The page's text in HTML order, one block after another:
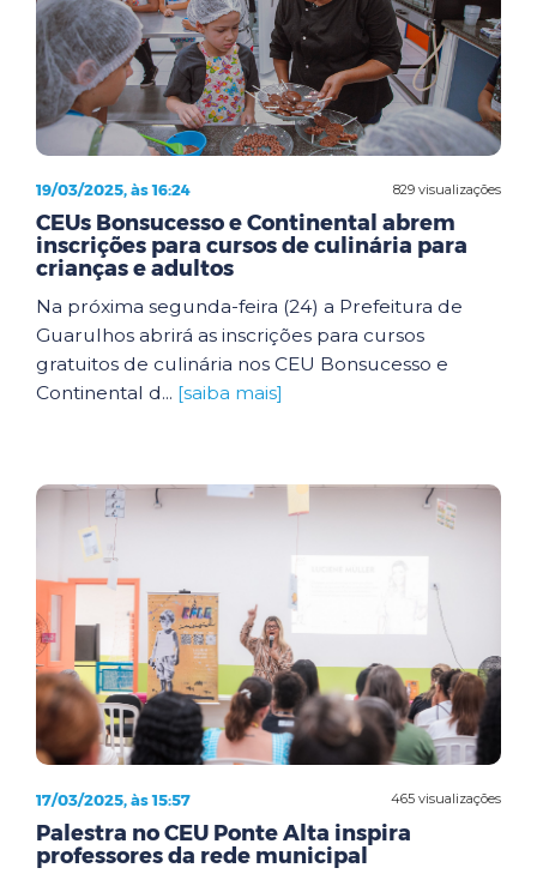
829 visualizações
19/03/2025, às 16:24
CEUs Bonsucesso e Continental abrem
inscrições para cursos de culinária para
crianças e adultos
Na próxima segunda-feira (24) a Prefeitura de
Guarulhos abrirá as inscrições para cursos
gratuitos de culinária nos CEU Bonsucesso e
Continental d... [saiba mais]
465 visualizações
17/03/2025, às 15:57
Palestra no CEU Ponte Alta inspira
professores da rede municipal